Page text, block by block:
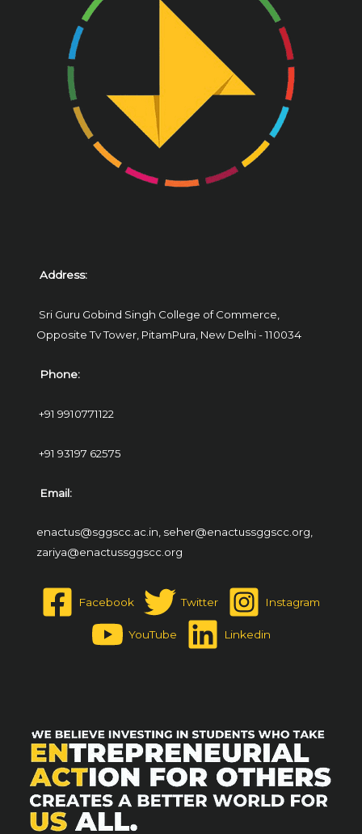
Address:
Sri Guru Gobind Singh College of Commerce,
Opposite Tv Tower, PitamPura, New Delhi - 110034
Phone:
+91 9910771122
+91 93197 62575
Email:
enactus@sggscc.ac.in, seher@enactussggscc.org,
zariya@enactussggscc.org
Facebook Twitter Instagram
YouTube Linkedin